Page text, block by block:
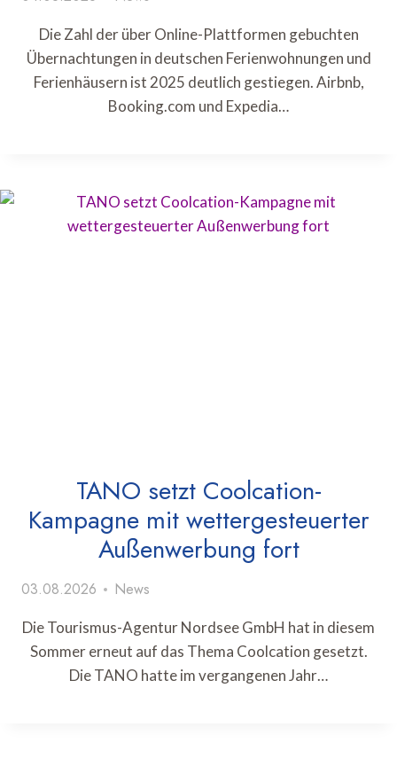
Die Zahl der über Online-Plattformen gebuchten
Übernachtungen in deutschen Ferienwohnungen und
Ferienhäusern ist 2025 deutlich gestiegen. Airbnb,
Booking.com und Expedia…
TANO setzt Coolcation-
Kampagne mit wettergesteuerter
Außenwerbung fort
03.08.2026 News
Die Tourismus-Agentur Nordsee GmbH hat in diesem
Sommer erneut auf das Thema Coolcation gesetzt.
Die TANO hatte im vergangenen Jahr…